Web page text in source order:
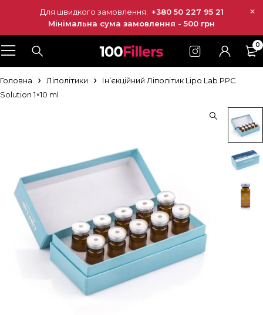
Для швидкого замовлення: +380 50 227 95 21
Мінімальна сума замовлення - 500 грн
0
Головна Ліполітики
Ін’єкційний Ліполітик Lipo Lab PPC
Solution 1×10 ml